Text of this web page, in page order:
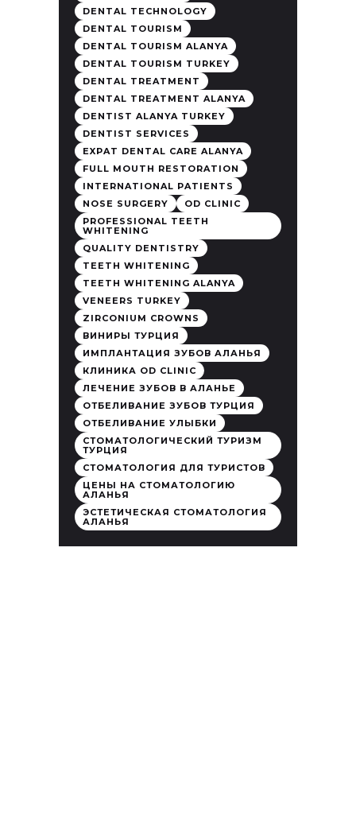
DENTAL TECHNOLOGY
DENTAL TOURISM
DENTAL TOURISM ALANYA
DENTAL TOURISM TURKEY
DENTAL TREATMENT
DENTAL TREATMENT ALANYA
DENTIST ALANYA TURKEY
DENTIST SERVICES
EXPAT DENTAL CARE ALANYA
FULL MOUTH RESTORATION
INTERNATIONAL PATIENTS
NOSE SURGERY
OD CLINIC
PROFESSIONAL TEETH
WHITENING
QUALITY DENTISTRY
TEETH WHITENING
TEETH WHITENING ALANYA
VENEERS TURKEY
ZIRCONIUM CROWNS
ВИНИРЫ ТУРЦИЯ
ИМПЛАНТАЦИЯ ЗУБОВ АЛАНЬЯ
КЛИНИКА OD CLINIC
ЛЕЧЕНИЕ ЗУБОВ В АЛАНЬЕ
ОТБЕЛИВАНИЕ ЗУБОВ ТУРЦИЯ
ОТБЕЛИВАНИЕ УЛЫБКИ
СТОМАТОЛОГИЧЕСКИЙ ТУРИЗМ
ТУРЦИЯ
СТОМАТОЛОГИЯ ДЛЯ ТУРИСТОВ
ЦЕНЫ НА СТОМАТОЛОГИЮ
АЛАНЬЯ
ЭСТЕТИЧЕСКАЯ СТОМАТОЛОГИЯ
АЛАНЬЯ